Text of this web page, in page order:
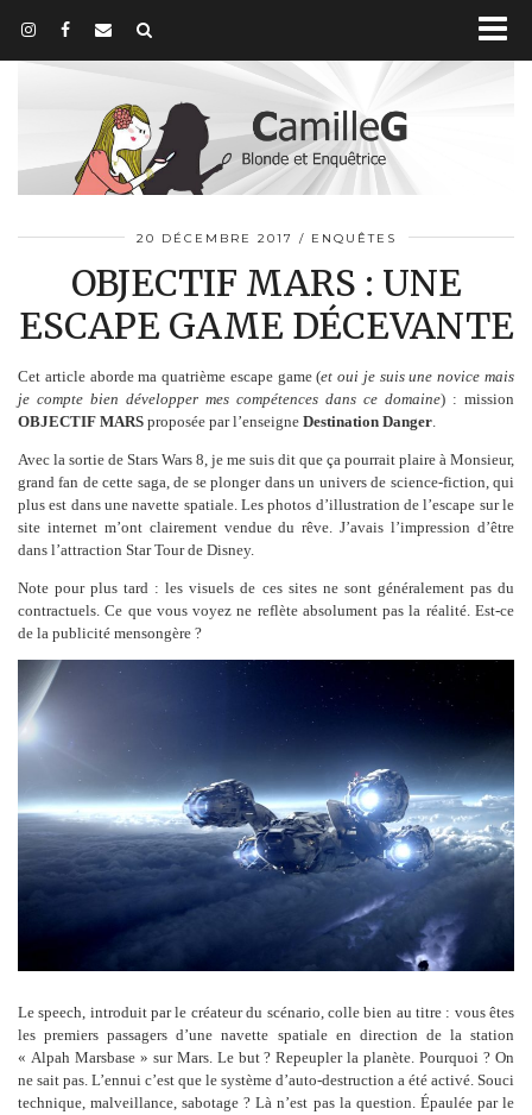
20 DÉCEMBRE 2017 ENQUÊTES
OBJECTIF MARS : UNE
ESCAPE GAME DÉCEVANTE
Cet article aborde ma quatrième escape game (et oui je suis une novice mais
je compte bien développer mes compétences dans ce domaine) : mission
OBJECTIF MARS proposée par l’enseigne Destination Danger.
Avec la sortie de Stars Wars 8, je me suis dit que ça pourrait plaire à Monsieur,
grand fan de cette saga, de se plonger dans un univers de science-fiction, qui
plus est dans une navette spatiale. Les photos d’illustration de l’escape sur le
site internet m’ont clairement vendue du rêve. J’avais l’impression d’être
dans l’attraction Star Tour de Disney.
Note pour plus tard : les visuels de ces sites ne sont généralement pas du
contractuels. Ce que vous voyez ne reflète absolument pas la réalité. Est-ce
de la publicité mensongère ?
Le speech, introduit par le créateur du scénario, colle bien au titre : vous êtes
les premiers passagers d’une navette spatiale en direction de la station
« Alpah Marsbase » sur Mars. Le but ? Repeupler la planète. Pourquoi ? On
ne sait pas. L’ennui c’est que le système d’auto-destruction a été activé. Souci
technique, malveillance, sabotage ? Là n’est pas la question. Épaulée par le